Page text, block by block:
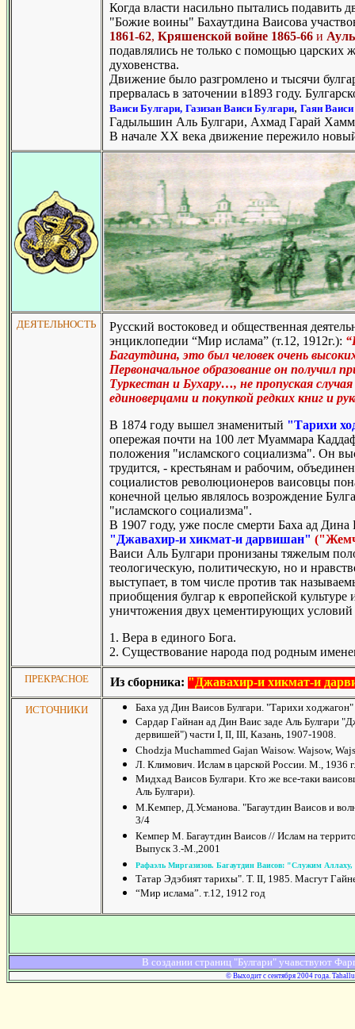
Когда власти насильно пытались подавить
"Божие воины" Бахаутдина Ваисова
1861-62, Кряшенской войне 1865-66 и
подавлялись не только с помощью царских
духовенства.
Движение было разгромлено и тысячи
прервалась в заточении в1893 году.
Ваиси Булгари, Газизан Ваиси Булгари, Гаян
Гадыльшин Аль Булгари, Ахмад Гарай
В начале XX века движение пережило
ДЕЯТЕЛЬНОСТЬ
Русский востоковед и общественная
энциклопедии “Мир ислама” (т.12, 1912г.):
Багаутдина, это был человек очень
Первоначальное образование он получил
Туркестан и Бухару…, не пропуская
единоверцами и покупкой редких книг и
В 1874 году вышел знаменитый "Тарихи
опережая почти на 100 лет Муаммара
положения "исламского социализма". Он
трудится, - крестьянам и рабочим,
социалистов революционеров ваисовцы
конечной целью являлось возрождение
"исламского социализма".
В 1907 году, уже после смерти Баха ад
"Джавахир-и хикмат-и дарвишан"
Ваиси Аль Булгари пронизаны тяжелым
теологическую, политическую, но и
выступает, в том числе против так
приобщения булгар к европейской
уничтожения двух цементирующих условий
1. Вера в единого Бога.
2. Существование народа под родным
ПРЕКРАСНОЕ Из сборника: "Джавахир-и хикмат-и
ИСТОЧНИКИ
Баха уд Дин Ваисов Булгари. "Тарихи
Сардар Гайнан ад Дин Ваис заде Аль Булгари
дервишей") части I, II, III, Казань, 1907-1908.
Chodzja Muchammed Gajan Waisow. Wajsow,
Л. Климович. Ислам в царской России. М., 1936 г.
Мидхад Ваисов Булгари. Кто же все-таки
Аль Булгари).
М.Кемпер, Д.Усманова. "Багаутдин Ваисов и
3/4
Кемпер M. Багаутдин Ваисов // Ислам на
Выпуск 3.-М.,2001
Рафаэль Миргазизов. Багаутдин Ваисов: "Служим
Татар Эдэбият тарихы". Т. II, 1985. Масгут
“Мир ислама”. т.12, 1912 год
В создании страниц "Булгари" учавствуют
© Выходит с сентября 2004 года.